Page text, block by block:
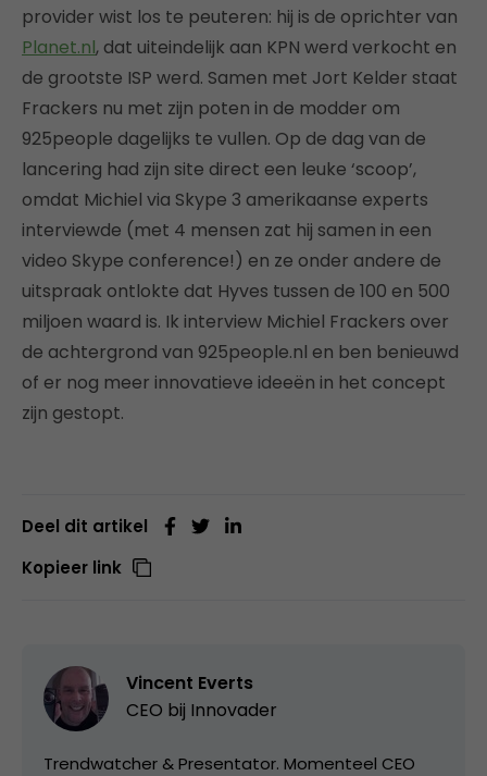
provider wist los te peuteren: hij is de oprichter van
Planet.nl, dat uiteindelijk aan KPN werd verkocht en
de grootste ISP werd. Samen met Jort Kelder staat
Frackers nu met zijn poten in de modder om
925people dagelijks te vullen. Op de dag van de
lancering had zijn site direct een leuke ‘scoop’,
omdat Michiel via Skype 3 amerikaanse experts
interviewde (met 4 mensen zat hij samen in een
video Skype conference!) en ze onder andere de
uitspraak ontlokte dat Hyves tussen de 100 en 500
miljoen waard is. Ik interview Michiel Frackers over
de achtergrond van 925people.nl en ben benieuwd
of er nog meer innovatieve ideeën in het concept
zijn gestopt.
Deel dit artikel
Kopieer link
Vincent Everts
CEO bij Innovader
Trendwatcher & Presentator. Momenteel CEO